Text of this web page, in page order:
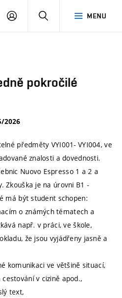
MENU
PŘIHLÁSIT
pokročilé
2026
předměty VYI001- VYI004, ve
znalosti a dovednosti.
Nuovo Espresso 1 a 2 a
Zkouška je na úrovni B1 -
má být student schopen:
o známých tématech a
např. v práci, ve škole,
že jsou vyjádřeny jasně a
komunikaci ve většině situací,
v cizině apod.,
text,